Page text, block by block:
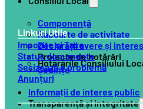
Componență
Rapoarte de activitate
Declarații avere și
Proiecte de hotărâri
Hotărârile Consiliului
Ședințe
Informații de interes public
Transparență și integritate
Linkuri Utile
Impozite și Taxe
Status documente
Sesizează o problemă
Anunțuri